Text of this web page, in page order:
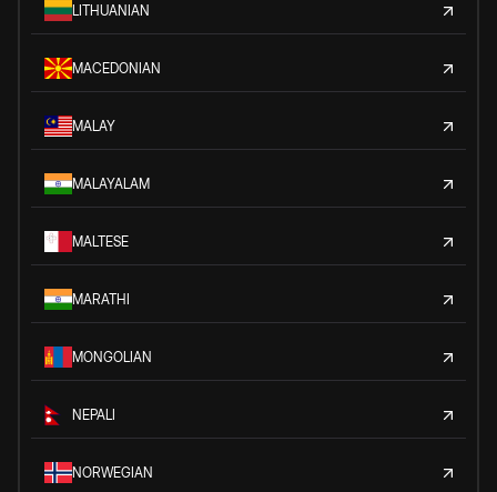
LITHUANIAN
MACEDONIAN
MALAY
MALAYALAM
MALTESE
MARATHI
MONGOLIAN
NEPALI
NORWEGIAN